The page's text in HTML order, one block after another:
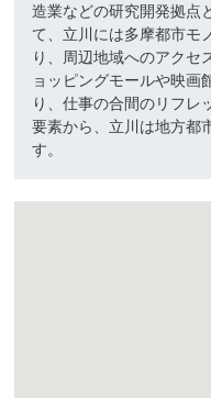
造業などの研究開発拠点
て、立川には多摩都市モ
り、周辺地域へのアクセ
ョッピングモールや映画
り、仕事の合間のリフレ
要素から、立川は地方都
す。